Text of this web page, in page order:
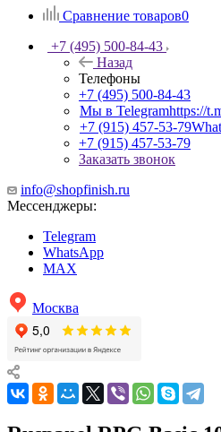
Сравнение товаров0
+7 (495) 500-84-43
Назад
Телефоны
+7 (495) 500-84-43
Мы в Telegramhttps://
+7 (915) 457-53-79
+7 (915) 457-53-79
Заказать звонок
info@shopfinish.ru
Мессенджеры:
Telegram
WhatsApp
MAX
Москва